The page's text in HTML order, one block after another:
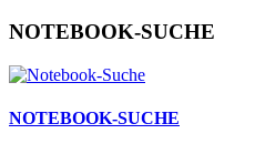
NOTEBOOK-SUCHE
NOTEBOOK-SUCHE